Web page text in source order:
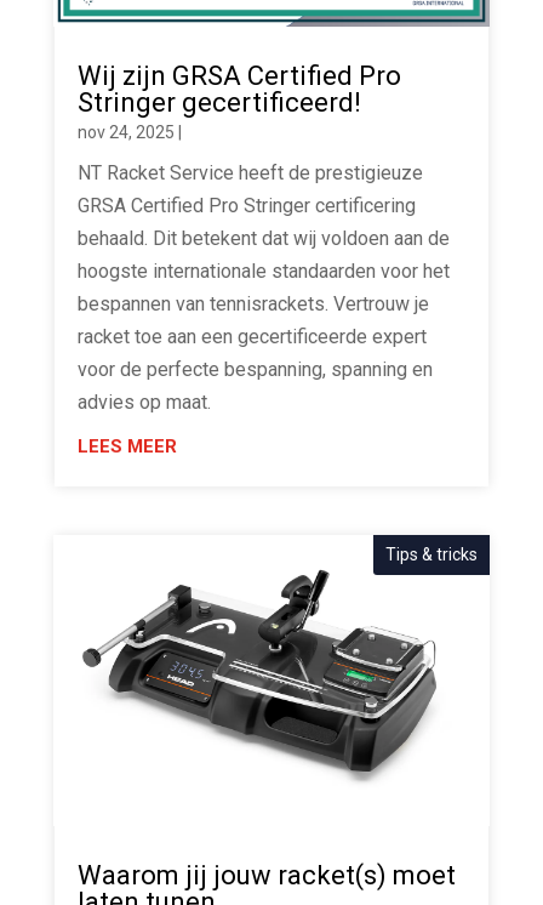
Wij zijn GRSA Certified Pro
Stringer gecertificeerd!
nov 24, 2025
NT Racket Service heeft de prestigieuze
GRSA Certified Pro Stringer certificering
behaald. Dit betekent dat wij voldoen aan de
hoogste internationale standaarden voor het
bespannen van tennisrackets. Vertrouw je
racket toe aan een gecertificeerde expert
voor de perfecte bespanning, spanning en
advies op maat.
LEES MEER
Waarom jij jouw racket(s) moet
Tips & tricks